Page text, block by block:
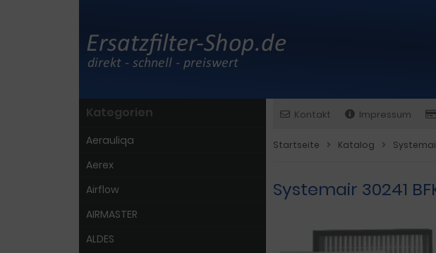
Kontakt Impressum
Startseite Katalog
Systemair 30241
Kategorien
Aerauliqa
Aerex
Airflow
AIRMASTER
ALDES